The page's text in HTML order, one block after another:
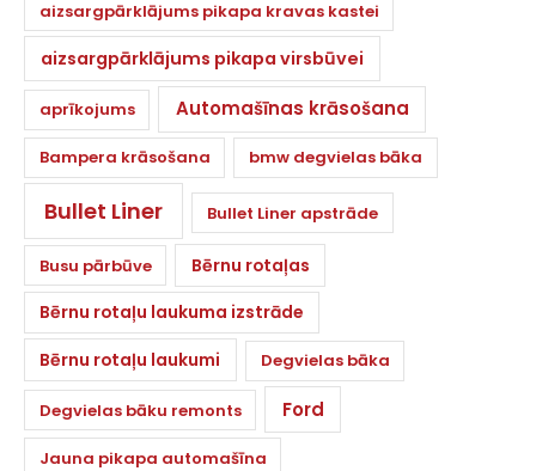
aizsargpārklājums pikapa kravas kastei
aizsargpārklājums pikapa virsbūvei
aprīkojums Automašīnas krāsošana
Bampera krāsošana bmw degvielas bāka
Bullet Liner Bullet Liner apstrāde
Busu pārbūve
Bērnu rotaļas
Bērnu rotaļu laukuma izstrāde
Bērnu rotaļu laukumi
Degvielas bāka
Degvielas bāku remonts Ford
Jauna pikapa automašīna